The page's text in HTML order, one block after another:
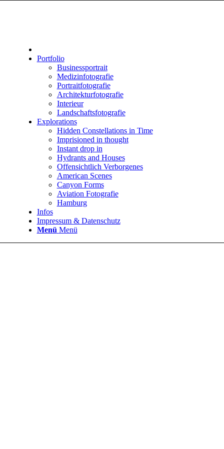
Portfolio
Businessportrait
Medizinfotografie
Portraitfotografie
Architekturfotografie
Interieur
Landschaftsfotografie
Explorations
Hidden Constellations in Time
Imprisioned in thought
Instant drop in
Hydrants and Houses
Offensichtlich Verborgenes
American Scenes
Canyon Forms
Aviation Fotografie
Hamburg
Infos
Impressum & Datenschutz
Menü Menü